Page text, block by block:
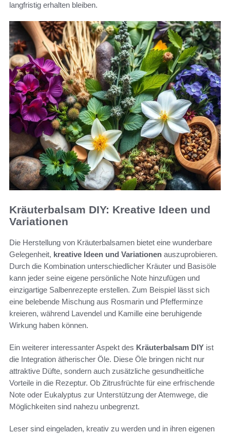
langfristig erhalten bleiben.
Kräuterbalsam DIY: Kreative Ideen und
Variationen
Die Herstellung von Kräuterbalsamen bietet eine wunderbare
Gelegenheit, kreative Ideen und Variationen auszuprobieren.
Durch die Kombination unterschiedlicher Kräuter und Basisöle
kann jeder seine eigene persönliche Note hinzufügen und
einzigartige Salbenrezepte erstellen. Zum Beispiel lässt sich
eine belebende Mischung aus Rosmarin und Pfefferminze
kreieren, während Lavendel und Kamille eine beruhigende
Wirkung haben können.
Ein weiterer interessanter Aspekt des Kräuterbalsam DIY ist
die Integration ätherischer Öle. Diese Öle bringen nicht nur
attraktive Düfte, sondern auch zusätzliche gesundheitliche
Vorteile in die Rezeptur. Ob Zitrusfrüchte für eine erfrischende
Note oder Eukalyptus zur Unterstützung der Atemwege, die
Möglichkeiten sind nahezu unbegrenzt.
Leser sind eingeladen, kreativ zu werden und in ihren eigenen